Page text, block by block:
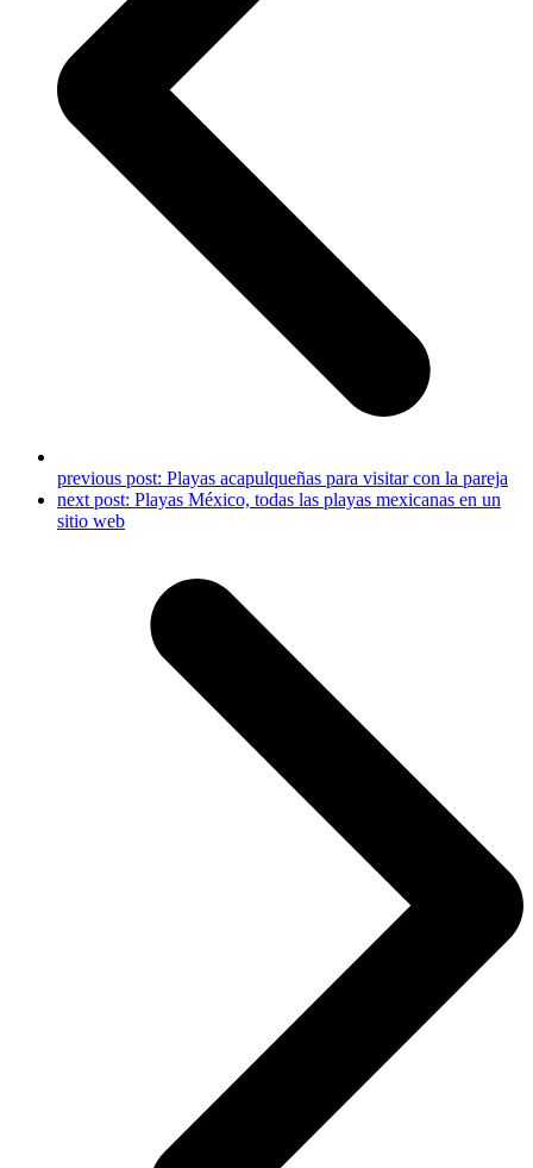
previous post: Playas acapulqueñas para visitar con la pareja
next post: Playas México, todas las playas mexicanas en un
sitio web